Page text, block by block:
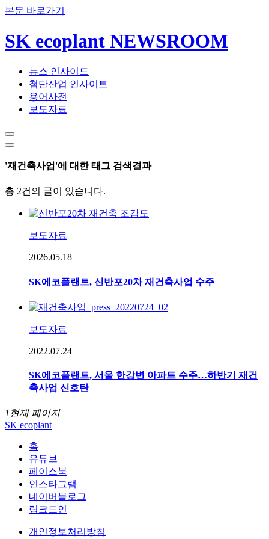
본문 바로가기
SK ecoplant NEWSROOM
뉴스 인사이드
첨단산업 인사이트
용어사전
보도자료
'재건축사업'에 대한 태그 검색결과
총 2건의 글이 있습니다.
보도자료
2026.05.18
SK에코플랜트, 신반포20차 재건축사업 수주
보도자료
2022.07.24
SK에코플랜트, 서울 한강변 아파트 수주…하반기 재건
축사업 신호탄
1 현재 페이지
SK ecoplant
홈
유튜브
페이스북
인스타그램
네이버블로그
링크드인
개인정보처리방침